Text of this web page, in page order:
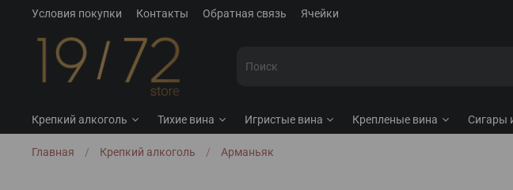
Условия покупки Контакты Обратная связь Ячейки
Крепкий алкоголь Тихие вина Игристые вина Крепленые вина Сигары
Главная Крепкий алкоголь Арманьяк